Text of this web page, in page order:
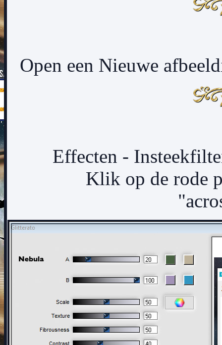
Open een Nieuwe
Effecten -
Klik op de rode